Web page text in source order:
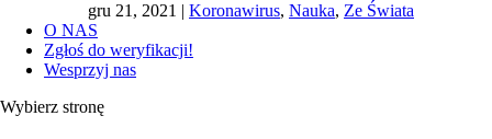
gru 21, 2021 | Koronawirus, Nauka, Ze Świata
O NAS
Zgłoś do weryfikacji!
Wesprzyj nas
Wybierz stronę